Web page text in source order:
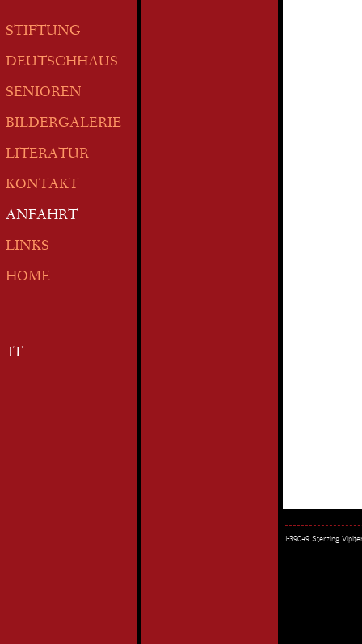
STIFTUNG
DEUTSCHHAUS
SENIOREN
BILDERGALERIE
LITERATUR
KONTAKT
ANFAHRT
LINKS
HOME
IT
I-39049 Sterzing